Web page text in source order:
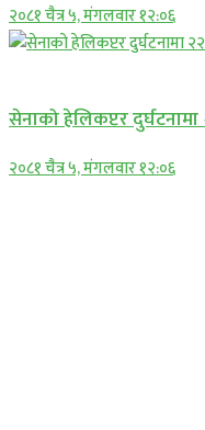
२०८१ चैत्र ५, मंगलवार १२:०६
सेनाको हेलिकप्टर
२०८१ चैत्र ५, मंगलवार १२:०६